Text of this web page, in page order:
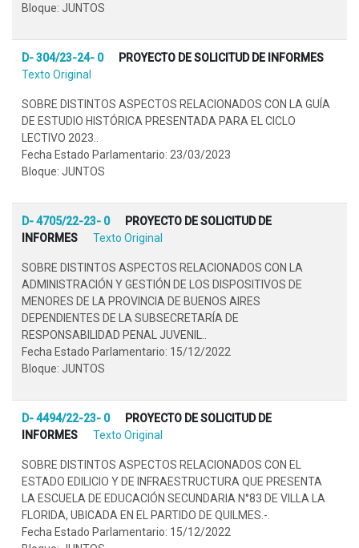
Bloque: JUNTOS
D- 304/23-24- 0
PROYECTO DE SOLICITUD DE INFORMES
Texto Original
SOBRE DISTINTOS ASPECTOS RELACIONADOS CON LA GUÍA
DE ESTUDIO HISTÓRICA PRESENTADA PARA EL CICLO
LECTIVO 2023..
Fecha Estado Parlamentario: 23/03/2023
Bloque: JUNTOS
D- 4705/22-23- 0
PROYECTO DE SOLICITUD DE
INFORMES
Texto Original
SOBRE DISTINTOS ASPECTOS RELACIONADOS CON LA
ADMINISTRACIÓN Y GESTIÓN DE LOS DISPOSITIVOS DE
MENORES DE LA PROVINCIA DE BUENOS AIRES
DEPENDIENTES DE LA SUBSECRETARÍA DE
RESPONSABILIDAD PENAL JUVENIL..
Fecha Estado Parlamentario: 15/12/2022
Bloque: JUNTOS
D- 4494/22-23- 0
PROYECTO DE SOLICITUD DE
INFORMES
Texto Original
SOBRE DISTINTOS ASPECTOS RELACIONADOS CON EL
ESTADO EDILICIO Y DE INFRAESTRUCTURA QUE PRESENTA
LA ESCUELA DE EDUCACIÓN SECUNDARIA N°83 DE VILLA LA
FLORIDA, UBICADA EN EL PARTIDO DE QUILMES.-.
Fecha Estado Parlamentario: 15/12/2022